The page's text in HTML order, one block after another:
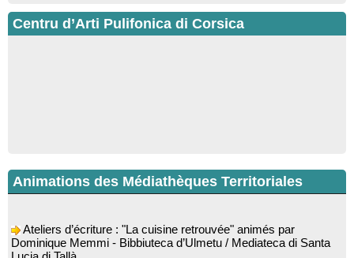
Centru d’Arti Pulifonica di Corsica
Animations des Médiathèques Territoriales
Dominique Memmi - Bibbiuteca d’Ulmetu / Mediateca di Santa
Lucia di Tallà